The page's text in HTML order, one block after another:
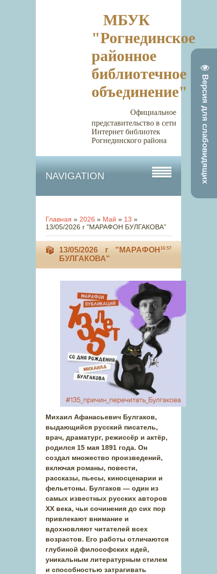
Версия для слабовидящих
МБУК
"Рогнединское
районное
библиотечное
объединение"
Официальное
представительство в сети
Интернет библиотек
Рогнединского района
NAVIGATION
Главная » 2026 » Май » 13 »
13/05/2026 г "МАРАФОН БУЛГАКОВА"
16:57
13/05/2026 г "МАРАФОН
БУЛГАКОВА"
Михаил Афанасьевич Булгаков,
выдающийся русский писатель,
врач, драматург, режиссёр и актёр,
родился 15 мая 1891 года. Он
создал множество произведений,
включая романы, повести,
рассказы, пьесы, киносценарии и
фельетоны. Булгаков — один из
самых известных русских авторов
XX века, чьи сочинения до сих пор
привлекают внимание и
вдохновляют читателей всех
возрастов. Его работы отличаются
глубиной философских идей,
уникальным литературным стилем
и способностью затрагивать